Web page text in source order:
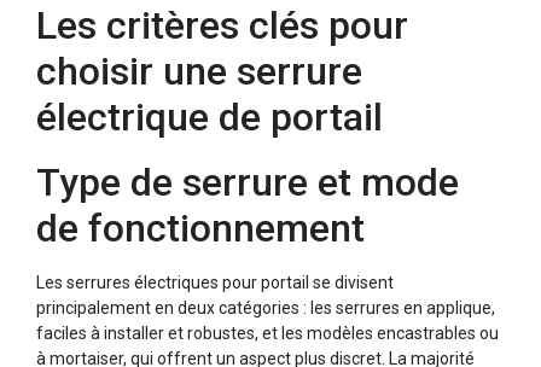
Les critères clés pour
choisir une serrure
électrique de portail
Type de serrure et mode
de fonctionnement
Les serrures électriques pour portail se divisent
principalement en deux catégories : les serrures en applique,
faciles à installer et robustes, et les modèles encastrables ou
à mortaiser, qui offrent un aspect plus discret. La majorité